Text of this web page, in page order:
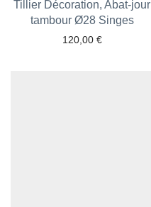
Tillier Décoration, Abat-jour
tambour Ø28 Singes
120,00 €
Ajouter aux favoris